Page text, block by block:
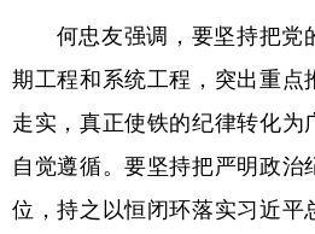
何忠友强调，要坚持把党
期工程和系统工程，突出重点
走实，真正使铁的纪律转化为
自觉遵循。要坚持把严明政
位，持之以恒闭环落实习近平